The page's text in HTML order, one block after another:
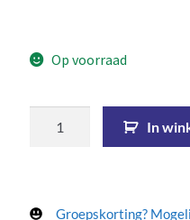
Op voorraad
In
Groepskorting?